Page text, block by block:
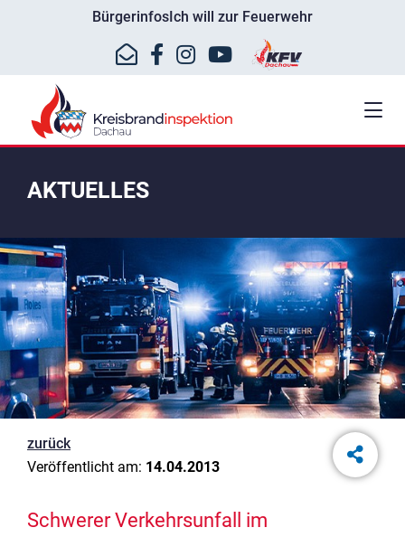
BürgerinfosIch will zur Feuerwehr
AKTUELLES
zurück
Veröffentlicht am: 14.04.2013
Schwerer Verkehrsunfall im